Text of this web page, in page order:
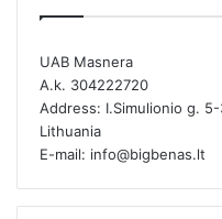
UAB Masnera
A.k. 304222720
Address: I.Simulionio g.
Lithuania
E-mail: info@bigbenas.lt